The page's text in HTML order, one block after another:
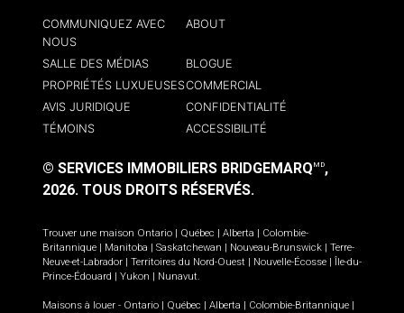
COMMUNIQUEZ AVEC
NOUS
ABOUT
SALLE DES MÉDIAS
BLOGUE
PROPRIÉTÉS LUXUEUSESCOMMERCIAL
AVIS JURIDIQUE
CONFIDENTIALITÉ
TÉMOINS
ACCESSIBILITÉ
© SERVICES IMMOBILIERS BRIDGEMARQ MD,
2026. TOUS DROITS RÉSERVÉS.
Trouver une maison Ontario Québec Alberta
Colombie-
Britannique
Manitoba Saskatchewan Nouveau-Brunswick
Terre-
Neuve-et-Labrador
Territoires du Nord-Ouest Nouvelle-Écosse
Île-du-
Prince-Édouard
Yukon Nunavut.
Maisons à louer - Ontario Québec Alberta Colombie-Britannique